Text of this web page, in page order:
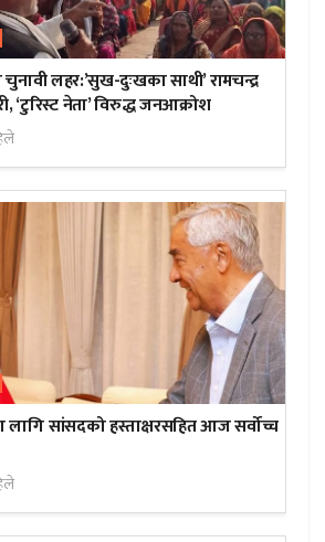
लहर:’सुख-दुःखका साथी’ रामचन्द्र
‘टुरिस्ट नेता’ विरुद्ध जनआक्रोश
लागि सांसदको हस्ताक्षरसहित आज सर्वोच्च